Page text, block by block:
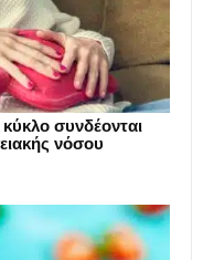
συνδέονται
νόσου